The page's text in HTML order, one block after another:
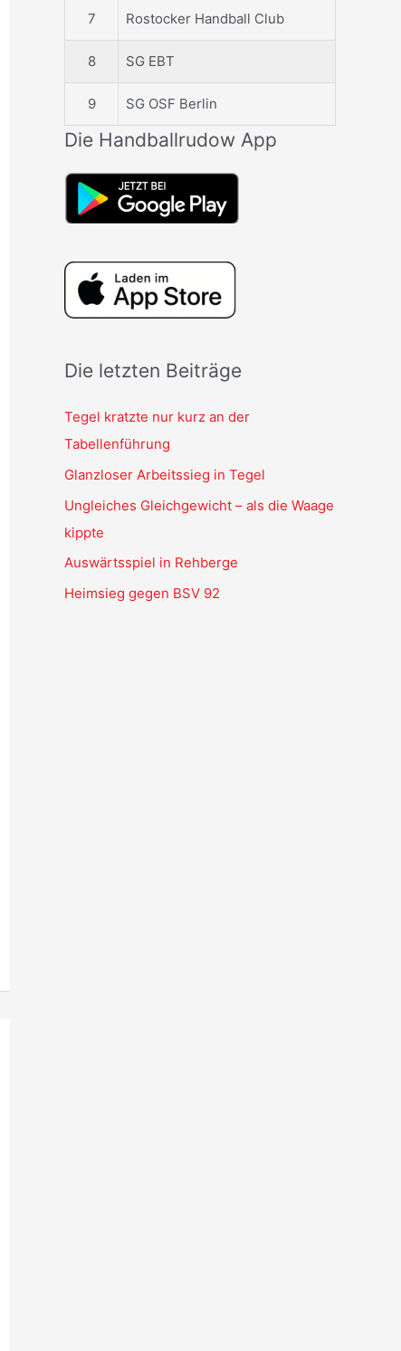
7 Rostocker Handball Club
8 SG EBT
9 SG OSF Berlin
Die Handballrudow App
Die letzten Beiträge
Tegel kratzte nur kurz an der
Tabellenführung
Glanzloser Arbeitssieg in Tegel
Ungleiches Gleichgewicht – als die Waage
kippte
Auswärtsspiel in Rehberge
Heimsieg gegen BSV 92